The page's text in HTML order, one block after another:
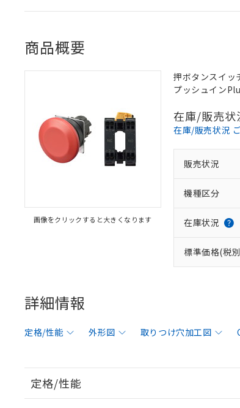
商品概要
画像をクリックすると大きくなります
押ボタンスイッ
プッシュイン
在庫/販売状
在庫/販売状況
販売状況
機種区分
在庫状況
標準価格(税
詳細情報
定格/性能 外形図 取りつけ穴加工図
定格/性能